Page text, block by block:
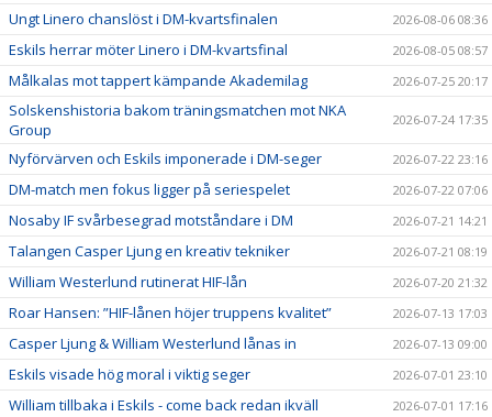
Ungt Linero chanslöst i DM-kvartsfinalen 2026-08-06 08:36
Eskils herrar möter Linero i DM-kvartsfinal 2026-08-05 08:57
Målkalas mot tappert kämpande Akademilag 2026-07-25 20:17
Solskenshistoria bakom träningsmatchen mot NKA
Group
2026-07-24 17:35
Nyförvärven och Eskils imponerade i DM-seger 2026-07-22 23:16
DM-match men fokus ligger på seriespelet 2026-07-22 07:06
Nosaby IF svårbesegrad motståndare i DM 2026-07-21 14:21
Talangen Casper Ljung en kreativ tekniker 2026-07-21 08:19
William Westerlund rutinerat HIF-lån 2026-07-20 21:32
Roar Hansen: ”HIF-lånen höjer truppens kvalitet” 2026-07-13 17:03
Casper Ljung & William Westerlund lånas in 2026-07-13 09:00
Eskils visade hög moral i viktig seger 2026-07-01 23:10
William tillbaka i Eskils - come back redan ikväll 2026-07-01 17:16